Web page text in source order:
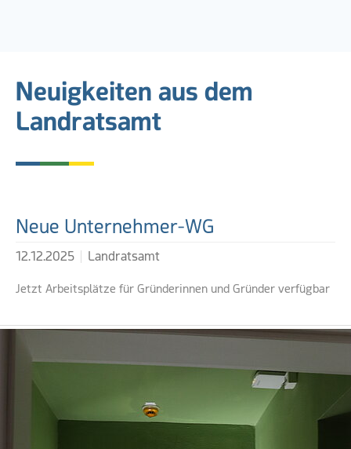
Neuigkeiten aus dem
Landratsamt
Weiterführende Links
Neue Unternehmer-WG
12.12.2025 Landratsamt
Jetzt Arbeitsplätze für Gründerinnen und Gründer verfügbar